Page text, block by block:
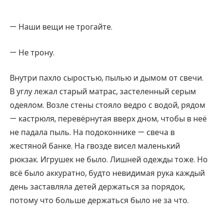
— Наши вещи не трогайте.
— Не трону.
Внутри пахло сыростью, пылью и дымом от свечи.
В углу лежал старый матрас, застеленный серым
одеялом. Возле стены стояло ведро с водой, рядом
— кастрюля, перевёрнутая вверх дном, чтобы в неё
не падала пыль. На подоконнике — свеча в
жестяной банке. На гвозде висел маленький
рюкзак. Игрушек не было. Лишней одежды тоже. Но
всё было аккуратно, будто невидимая рука каждый
день заставляла детей держаться за порядок,
потому что больше держаться было не за что.